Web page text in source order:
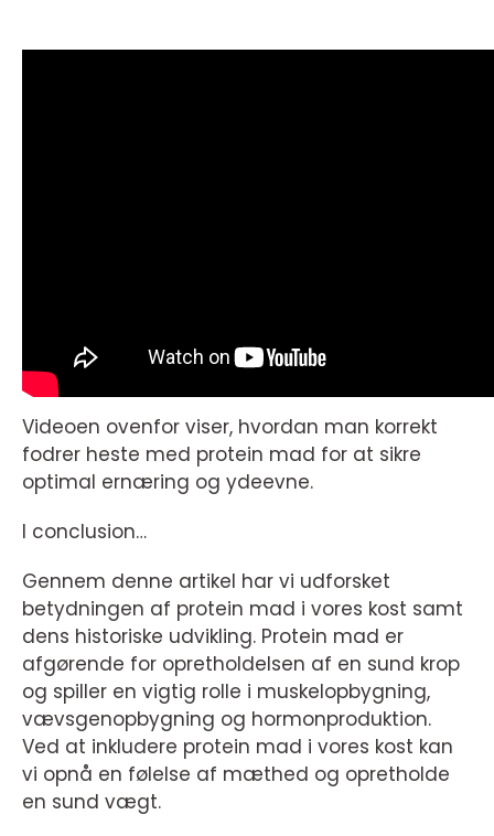
Videoen ovenfor viser, hvordan man korrekt
fodrer heste med protein mad for at sikre
optimal ernæring og ydeevne.
I conclusion…
Gennem denne artikel har vi udforsket
betydningen af protein mad i vores kost samt
dens historiske udvikling. Protein mad er
afgørende for opretholdelsen af en sund krop
og spiller en vigtig rolle i muskelopbygning,
vævsgenopbygning og hormonproduktion.
Ved at inkludere protein mad i vores kost kan
vi opnå en følelse af mæthed og opretholde
en sund vægt.